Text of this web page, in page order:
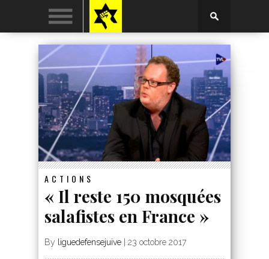
ACTIONS
« Il reste 150 mosquées
salafistes en France »
By liguedefensejuive 23 octobre 2017